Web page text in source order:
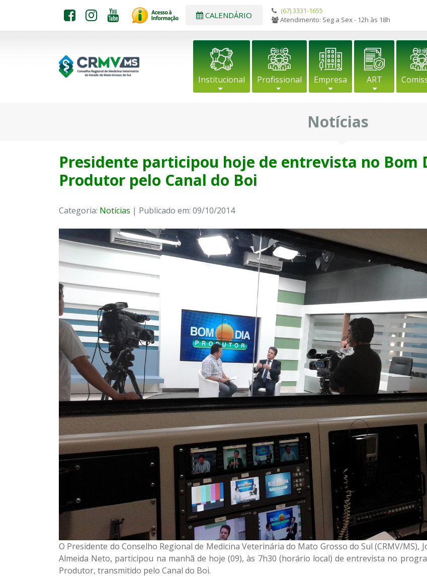
CALENDÁRIO
(67) 3331-1655
Atendimento: Seg a Sex - 12h às 18h
Institucional Profissional Empresa ART
Notícias
Presidente participou hoje de entrevista no Bom
Produtor pelo Canal do Boi
Categoria: Notícias | Publicado em: 09/10/2014
O Presidente do Conselho Regional de Medicina Veterinária do Mato Grosso do Sul (CRMV/MS),
Almeida Neto, participou na manhã de hoje (09), às 7h30 (horário local) de entrevista no
Produtor, transmitido pelo Canal do Boi.